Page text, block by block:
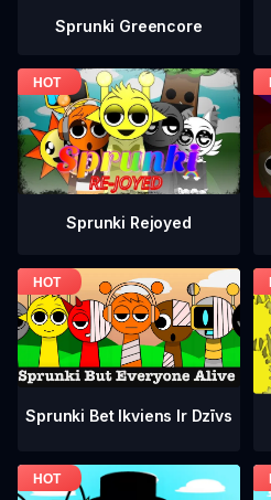
Sprunki Greencore
Sprunki Rejoyed
Sprunki Bet Ikviens Ir Dzīvs